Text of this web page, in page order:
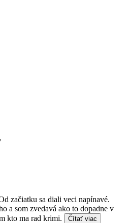
začiatku sa diali veci napínavé.
a som zvedavá ako to dopadne v
kto ma rad krimi.
Čítať viac